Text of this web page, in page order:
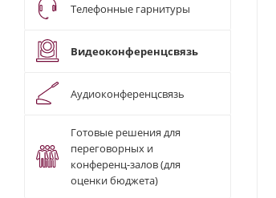
Телефонные гарнитуры
Видеоконференцсвязь
Аудиоконференцсвязь
Готовые решения для
переговорных и
конференц-залов (для
оценки бюджета)